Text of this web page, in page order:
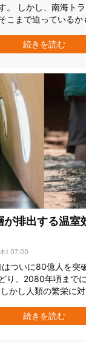
。 しかし、南海ト
こまで迫っているか
にある巨大カルデラ
当まずい」火山とし
続きを読む
が排出する温
) 07:00
ついに80億人を突
り、2080年頃まで
かし人類の繁栄に
が急速に進んでいる
じ量を出しているわ
続きを読む